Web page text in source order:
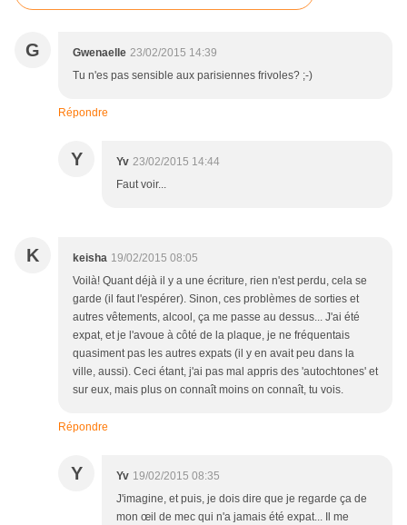
G Gwenaelle 23/02/2015 14:39
Tu n'es pas sensible aux parisiennes frivoles? ;-)
Répondre
Y Yv 23/02/2015 14:44
Faut voir...
K keisha 19/02/2015 08:05
Voilà! Quant déjà il y a une écriture, rien n'est perdu, cela se
garde (il faut l'espérer). Sinon, ces problèmes de sorties et
autres vêtements, alcool, ça me passe au dessus... J'ai été
expat, et je l'avoue à côté de la plaque, je ne fréquentais
quasiment pas les autres expats (il y en avait peu dans la
ville, aussi). Ceci étant, j'ai pas mal appris des 'autochtones' et
sur eux, mais plus on connaît moins on connaît, tu vois.
Répondre
Y Yv 19/02/2015 08:35
J'imagine, et puis, je dois dire que je regarde ça de
mon œil de mec qui n'a jamais été expat... Il me